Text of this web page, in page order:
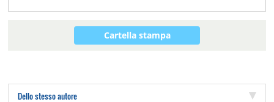
Cartella stampa
Dello stesso autore